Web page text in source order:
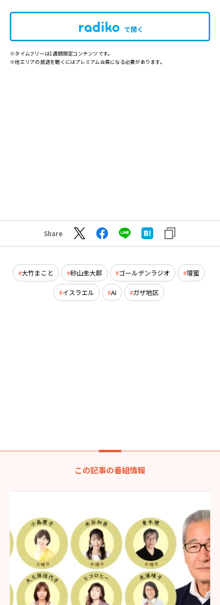
で開く
※タイムフリーは1週間限定コンテンツです。
※他エリアの放送を聴くにはプレミアム会員になる必要があります。
Share
大竹まこと 砂山圭大郎 ゴールデンラジオ 壇蜜
イスラエル AI ガザ地区
この記事の番組情報